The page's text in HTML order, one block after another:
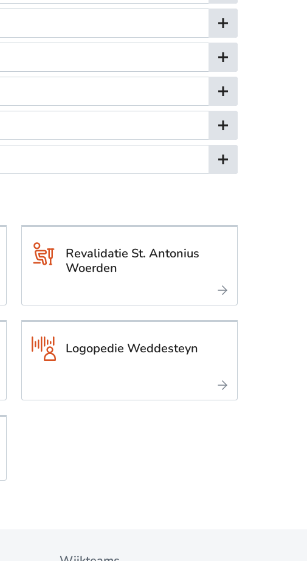
Revalidatie St. Antonius
Woerden
Logopedie Weddesteyn